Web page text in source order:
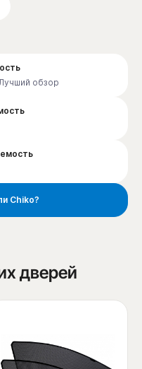
обзор
Chiko?
дверей